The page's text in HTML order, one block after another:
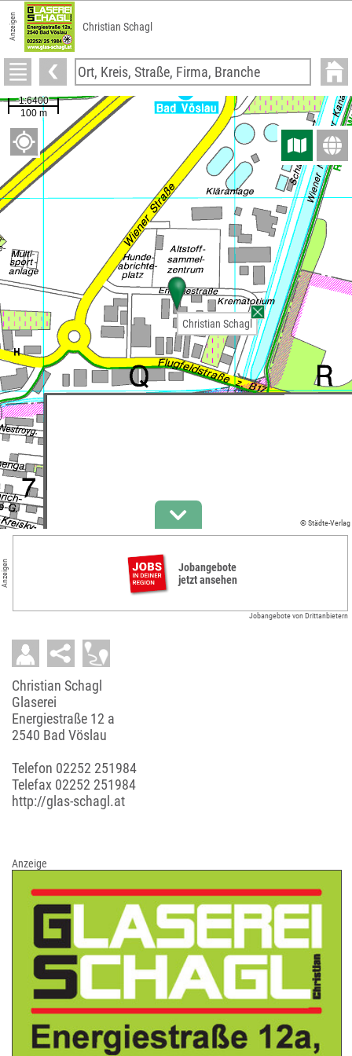
Anzeigen Christian Schagl
© Städte-Verlag
Christian Schagl
Anzeigen
Jobangebote
jetzt ansehen
Jobangebote von Drittanbietern
Christian Schagl
Glaserei
Energiestraße 12 a
2540 Bad Vöslau
Telefon 02252 251984
Telefax 02252 251984
http://glas-schagl.at
Anzeige